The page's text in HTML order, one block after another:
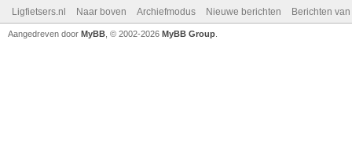
Ligfietsers.nl Naar boven Archiefmodus Nieuwe berichten Berichten
Aangedreven door MyBB , © 2002-2026 MyBB Group